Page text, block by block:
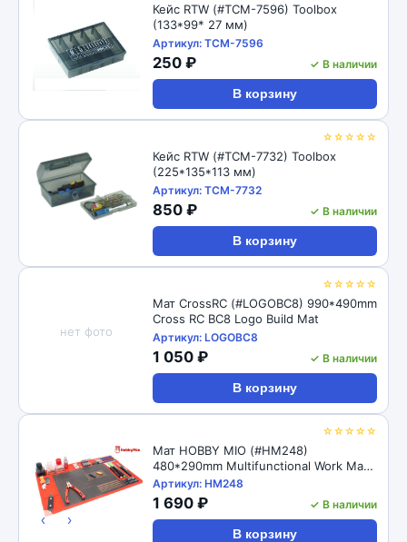
Кейс RTW (#TCM-7596) Toolbox
(133*99* 27 мм)
Артикул: TCM-7596
250 ₽ ✓ В наличии
В корзину
☆☆☆☆☆
Кейс RTW (#TCM-7732) Toolbox
(225*135*113 мм)
Артикул: TCM-7732
850 ₽ ✓ В наличии
В корзину
☆☆☆☆☆
нет фото
Мат CrossRC (#LOGOBC8) 990*490mm
Cross RC BC8 Logo Build Mat
Артикул: LOGOBC8
1 050 ₽ ✓ В наличии
В корзину
☆☆☆☆☆
‹ ›
Мат HOBBY MIO (#HM248)
480*290mm Multifunctional Work Mat
Silicone Mat
Артикул: HM248
1 690 ₽ ✓ В наличии
В корзину